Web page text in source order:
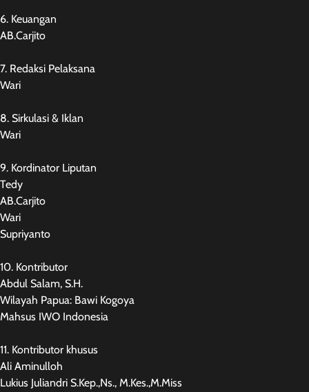
6. Keuangan
AB.Carjito
7. Redaksi Pelaksana
Wari
8. Sirkulasi & Iklan
Wari
9. Kordinator Liputan
Tedy
AB.Carjito
Wari
Supriyanto
10. Kontributor
Abdul Salam, S.H.
Wilayah Papua: Bawi Kogoya
Mahsus IWO Indonesia
11. Kontributor khusus
Ali Aminulloh
Lukius Juliandri S.Kep.,Ns., M.Kes.,M.Miss